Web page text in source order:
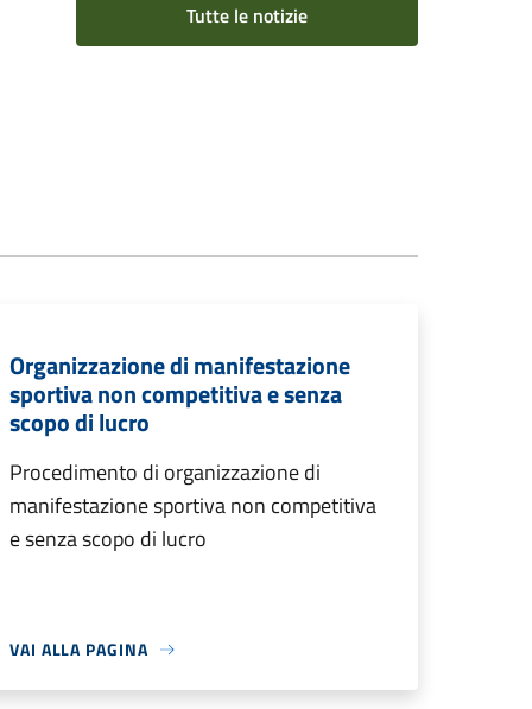
Tutte le notizie
Organizzazione di manifestazione
sportiva non competitiva e senza
scopo di lucro
Procedimento di organizzazione di
manifestazione sportiva non competitiva
e senza scopo di lucro
VAI ALLA PAGINA